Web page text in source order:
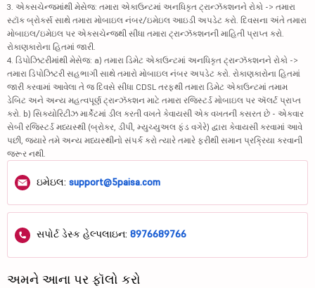
3. એક્સચેન્જમાંથી મેસેજ: તમારા એકાઉન્ટમાં અનધિકૃત ટ્રાન્ઝૅક્શનને રોકો -> તમારા
સ્ટૉક બ્રોકર્સ સાથે તમારા મોબાઇલ નંબર/ઇમેઇલ આઇડી અપડેટ કરો. દિવસના અંતે તમારા
મોબાઇલ/ઇમેઇલ પર એક્સચેન્જથી સીધા તમારા ટ્રાન્ઝૅક્શનની માહિતી પ્રાપ્ત કરો.
રોકાણકારોના હિતમાં જારી.
4. ડિપોઝિટરીમાંથી મેસેજ: a) તમારા ડિમેટ એકાઉન્ટમાં અનધિકૃત ટ્રાન્ઝૅક્શનને રોકો ->
તમારા ડિપોઝિટરી સહભાગી સાથે તમારો મોબાઇલ નંબર અપડેટ કરો. રોકાણકારોના હિતમાં
જારી કરવામાં આવેલા તે જ દિવસે સીધા CDSL તરફથી તમારા ડિમેટ એકાઉન્ટમાં તમામ
ડેબિટ અને અન્ય મહત્વપૂર્ણ ટ્રાન્ઝૅક્શન માટે તમારા રજિસ્ટર્ડ મોબાઇલ પર ઍલર્ટ પ્રાપ્ત
કરો. b) સિક્યોરિટીઝ માર્કેટમાં ડીલ કરતી વખતે કેવાયસી એક વખતની કસરત છે - એકવાર
સેબી રજિસ્ટર્ડ મધ્યસ્થી (બ્રોકર, ડીપી, મ્યુચ્યુઅલ ફંડ વગેરે) દ્વારા કેવાયસી કરવામાં આવે
પછી, જ્યારે તમે અન્ય મધ્યસ્થીનો સંપર્ક કરો ત્યારે તમારે ફરીથી સમાન પ્રક્રિયા કરવાની
જરૂર નથી.
ઇમેઇલ: support@5paisa.com
સપોર્ટ ડેસ્ક હેલ્પલાઇન: 8976689766
અમને આના પર ફૉલો કરો